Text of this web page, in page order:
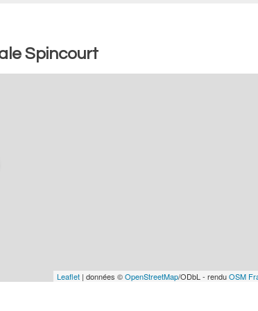
Spincourt
Leaflet | données ©OpenStreetMap/ODbL - renduOSM